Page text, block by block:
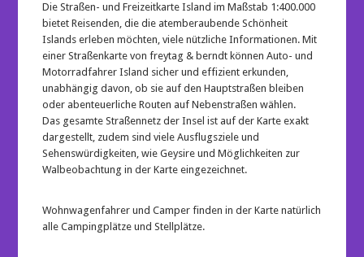
DieStraßen- und Freizeitkarte Island im Maßstab 1:400.000
bietet Reisenden, die die atemberaubende Schönheit
Islands erleben möchten, viele nützliche Informationen. Mit
einer Straßenkarte von freytag & berndt könnenAuto- und
Motorradfahrer Island sicher und effizient erkunden,
unabhängig davon, ob sie auf den Hauptstraßen bleiben
oder abenteuerliche Routen auf Nebenstraßen wählen.
Das gesamte Straßennetz der Insel ist auf der Karte exakt
dargestellt, zudem sind viele Ausflugsziele und
Sehenswürdigkeiten, wie Geysire und Möglichkeiten zur
Walbeobachtung in der Karte eingezeichnet.
Wohnwagenfahrer und Camper finden in der Karte natürlich
alle Campingplätze und Stellplätze.